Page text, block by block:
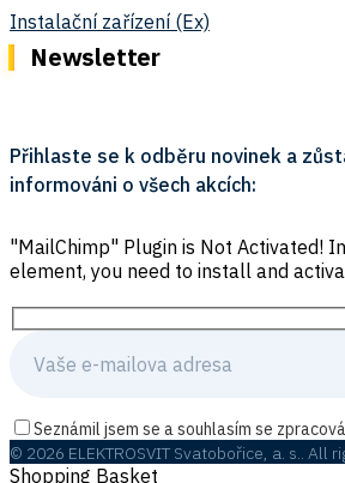
Instalační zařízení (Ex)
Newsletter
Přihlaste se k odběru novinek a
informováni o všech akcích:
"MailChimp" Plugin is Not Activated!
element, you need to install and
Seznámil jsem se a souhlasím se
© 2026 ELEKTROSVIT Svatobořice, a. s.. All
Shopping Basket